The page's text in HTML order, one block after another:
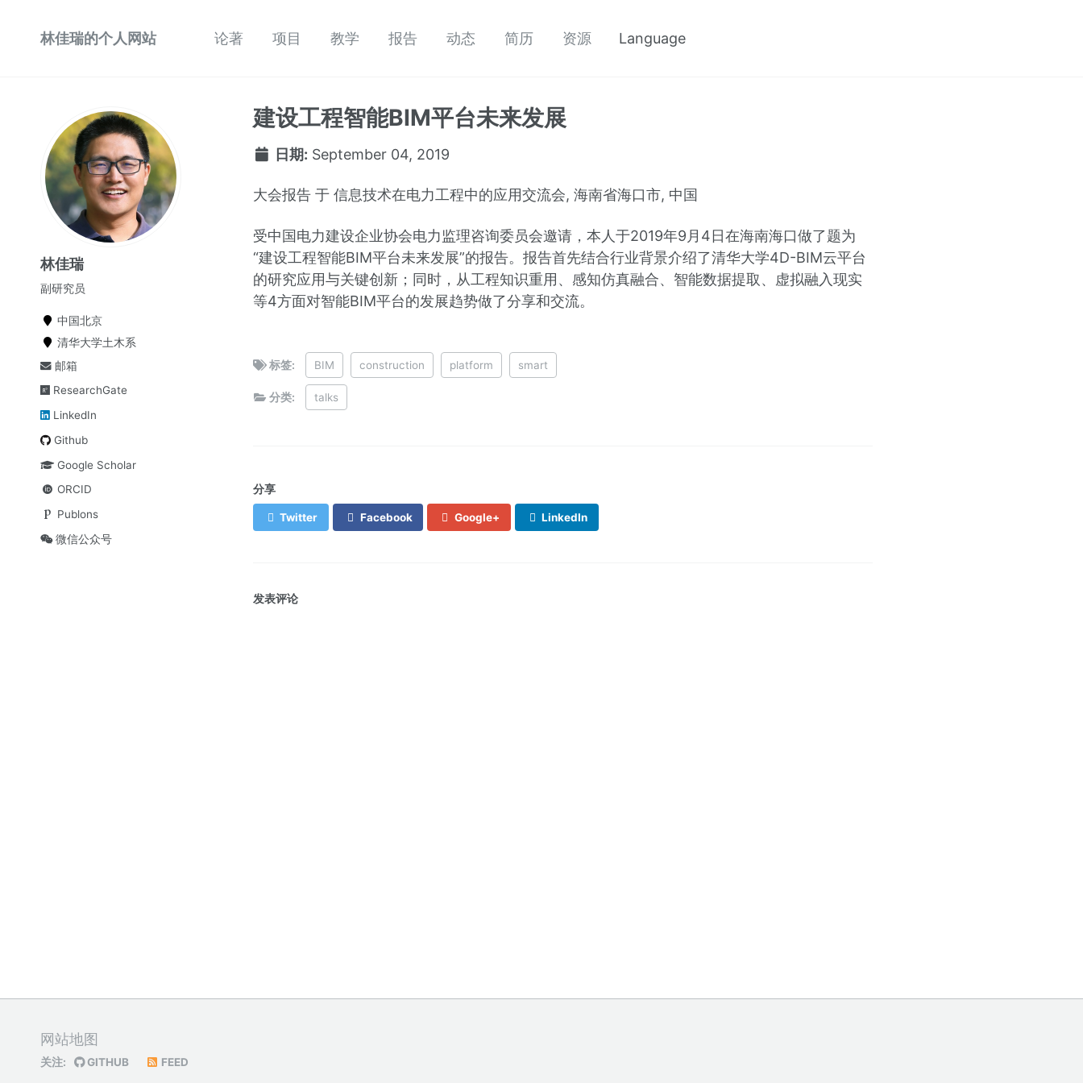
林佳瑞的个人网站 论著 项目 教学 报告 动态 简历 资源 Language
林佳瑞
副研究员
中国北京
清华大学土木系
邮箱
ResearchGate
LinkedIn
Github
Google Scholar
ORCID
Publons
微信公众号
建设工程智能BIM平台未来发展
日期: September 04, 2019
大会报告 于 信息技术在电力工程中的应用交流会, 海南省海口市, 中国
受中国电力建设企业协会电力监理咨询委员会邀请，本人于2019年9月4日在海南海口做了题为
“建设工程智能BIM平台未来发展”的报告。报告首先结合行业背景介绍了清华大学4D-BIM云平台
的研究应用与关键创新；同时，从工程知识重用、感知仿真融合、智能数据提取、虚拟融入现实
等4方面对智能BIM平台的发展趋势做了分享和交流。
标签: BIM construction platform smart
分类: talks
分享
Twitter Facebook Google+ LinkedIn
发表评论
网站地图
关注: GITHUB FEED